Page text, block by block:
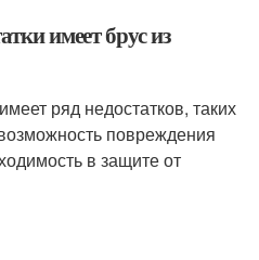
имеет брус из
ряд недостатков, таких
повреждения
в защите от